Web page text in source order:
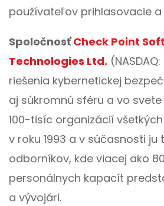
používateľov prihlasovacie
SpoločnosťCheck Point
Technologies Ltd.
riešenia kybernetickej
aj súkromnú sféru a vo
100-tisíc organizácií
v roku 1993 a v súčasnosti
odborníkov, kde viacej ako
personálnych kapacít
a vývojári.